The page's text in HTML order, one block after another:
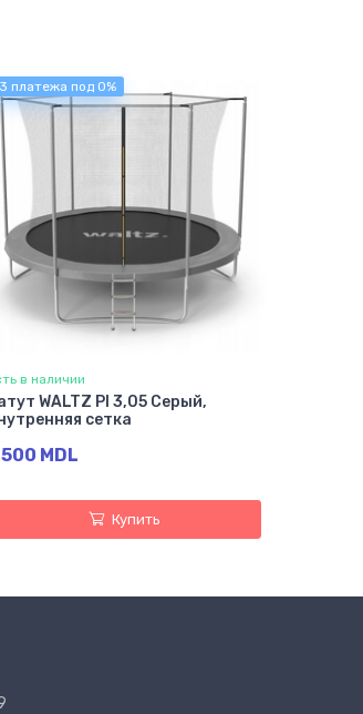
платежа под 0%
в наличии
WALTZ PI 3,05 Серый,
сетка
MDL
Купить